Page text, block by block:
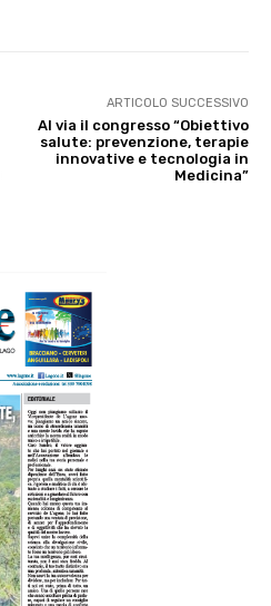
ARTICOLO SUCCESSIVO
Al via il congresso “Obiettivo
salute: prevenzione, terapie
innovative e tecnologia in
Medicina”